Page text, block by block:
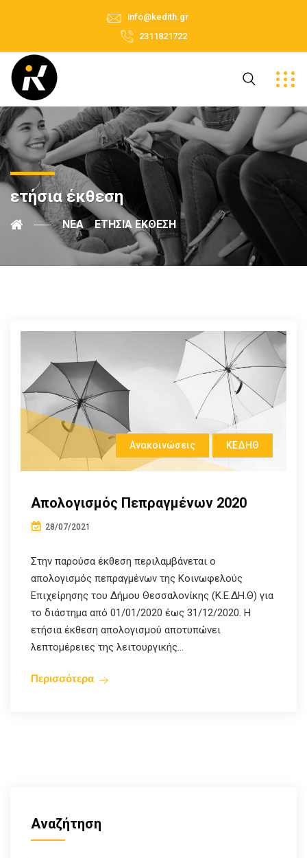
info@kedith.gr
2311821722
ετήσια έκθεση
ΝΈΑ ΕΤΉΣΙΑ ΈΚΘΕΣΗ
Ανακοινώσεις ΚΕΔΗΘ
Aπολογισμός Πεπραγμένων 2020
28/07/2021
Στην παρούσα έκθεση περιλαμβάνεται ο
απολογισμός πεπραγμένων της Κοινωφελούς
Επιχείρησης του Δήμου Θεσσαλονίκης (Κ.Ε.ΔΗ.Θ) για
το διάστημα από 01/01/2020 έως 31/12/2020. Η
ετήσια έκθεση απολογισμού αποτυπώνει
λεπτομέρειες της λειτουργικής...
Περισσότερα
Αναζήτηση